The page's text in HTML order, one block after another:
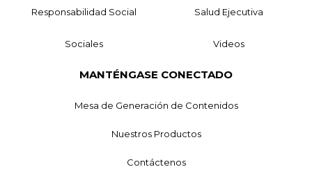
Responsabilidad Social Salud Ejecutiva
Sociales Videos
MANTÉNGASE CONECTADO
Mesa de Generación de Contenidos
Nuestros Productos
Contáctenos